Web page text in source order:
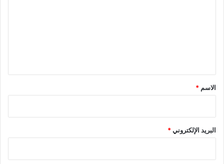
*
الاسم *
البريد الإلكتروني*